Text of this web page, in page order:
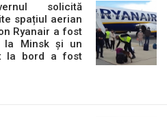
solicită
spațiul aerian
Ryanair a fost
la Minsk și un
la bord a fost